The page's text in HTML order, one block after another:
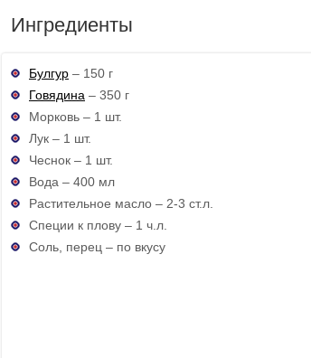
Ингредиенты
Булгур – 150 г
Говядина – 350 г
Морковь – 1 шт.
Лук – 1 шт.
Чеснок – 1 шт.
Вода – 400 мл
Растительное масло – 2-3 ст.л.
Специи к плову – 1 ч.л.
Соль, перец – по вкусу